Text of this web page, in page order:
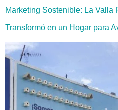
Marketing Sostenible: La Valla
Transformó en un Hogar para